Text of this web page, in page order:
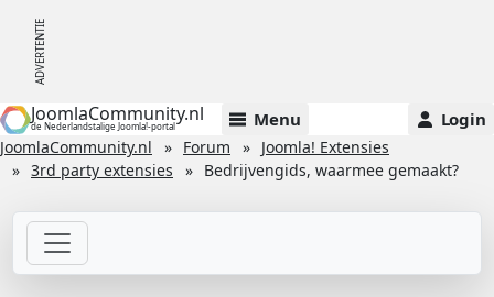
JoomlaCommunity.nl
de Nederlandstalige Joomla!-portal Menu Login
JoomlaCommunity.nl Forum
Joomla! Extensies
3rd party extensies
Bedrijvengids, waarmee gemaakt?